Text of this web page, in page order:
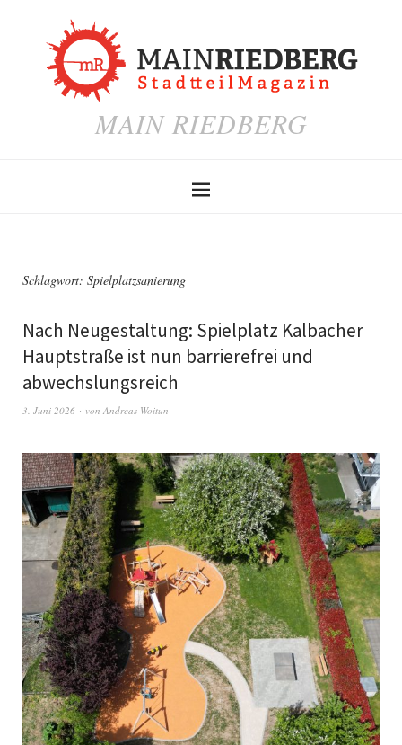
MAIN RIEDBERG
Schlagwort: Spielplatzsanierung
Nach Neugestaltung: Spielplatz Kalbacher
Hauptstraße ist nun barrierefrei und
abwechslungsreich
3. Juni 2026 von Andreas Woitun